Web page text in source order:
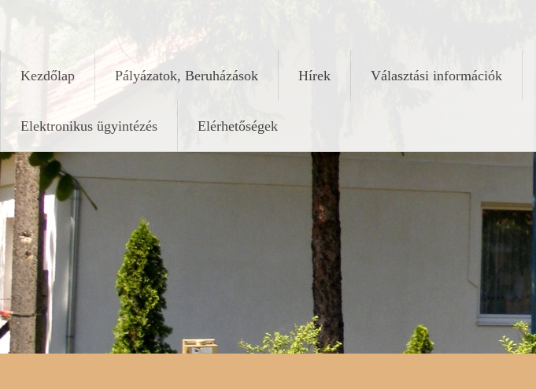
Kezdőlap Pályázatok, Beruházások Hírek Választási információk
Elektronikus ügyintézés Elérhetőségek